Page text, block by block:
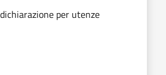
per utenze